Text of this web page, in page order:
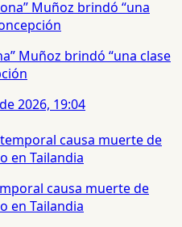
Muñoz brindó “una clase
2026, 19:04
causa muerte de
en Tailandia